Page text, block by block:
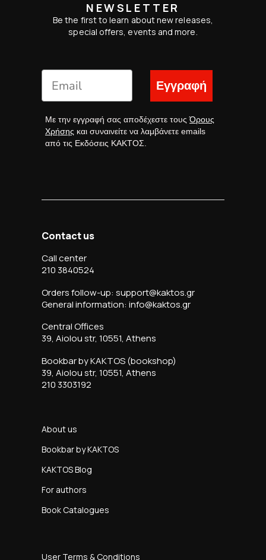
NEWSLETTER
Be the first to learn about new releases,
special offers, events and more.
Εγγραφή
Με την εγγραφή σας αποδέχεστε τουςΌρους
Χρήσης και συναινείτε να λαμβάνετε emails
από τις Εκδόσεις ΚΑΚΤΟΣ.
Contact us
Call center
210 3840524
Orders follow-up: support@kaktos.gr
General information: info@kaktos.gr
Central Offices
39, Aiolou str, 10551, Athens
Bookbar by KAKTOS (bookshop)
39, Aiolou str, 10551, Athens
210 3303192
About us
Bookbar by KAKTOS
KAKTOS Blog
For authors
Book Catalogues
User Terms & Conditions